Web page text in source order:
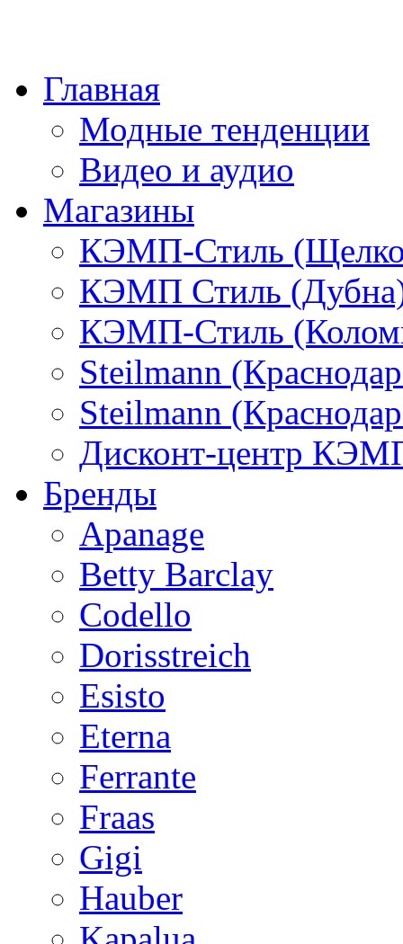
Главная
Модные тенденции
Видео и аудио
Магазины
КЭМП-Стиль
КЭМП Стиль
КЭМП-Стиль
Steilmann
Steilmann
Дисконт-центр
Бренды
Apanage
Betty Barclay
Codello
Dorisstreich
Esisto
Eterna
Ferrante
Fraas
Gigi
Hauber